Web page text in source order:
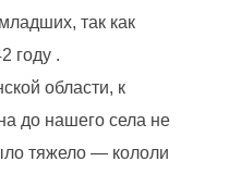
так как
году .
области, к
до нашего села не
тяжело — кололи